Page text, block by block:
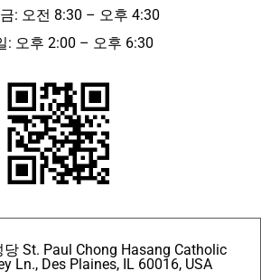
: 오전 8:30 – 오후 4:30
: 오후 2:00 – 오후 6:30
St. Paul Chong Hasang Catholic
Ln., Des Plaines, IL 60016, USA